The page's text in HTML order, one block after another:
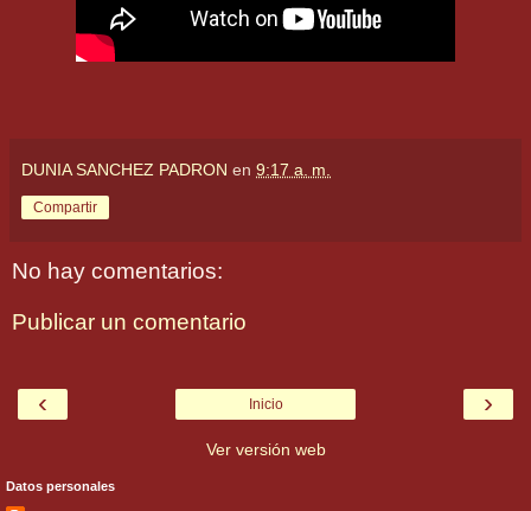
DUNIA SANCHEZ PADRON en 9:17 a. m.
Compartir
No hay comentarios:
Publicar un comentario
‹ ›
Inicio
Ver versión web
Datos personales